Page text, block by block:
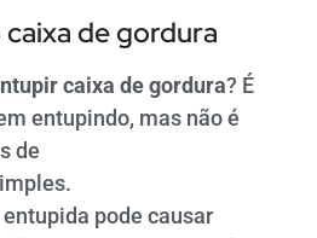
de gordura
caixa de gordura? É
entupindo, mas não é
de
pode causar